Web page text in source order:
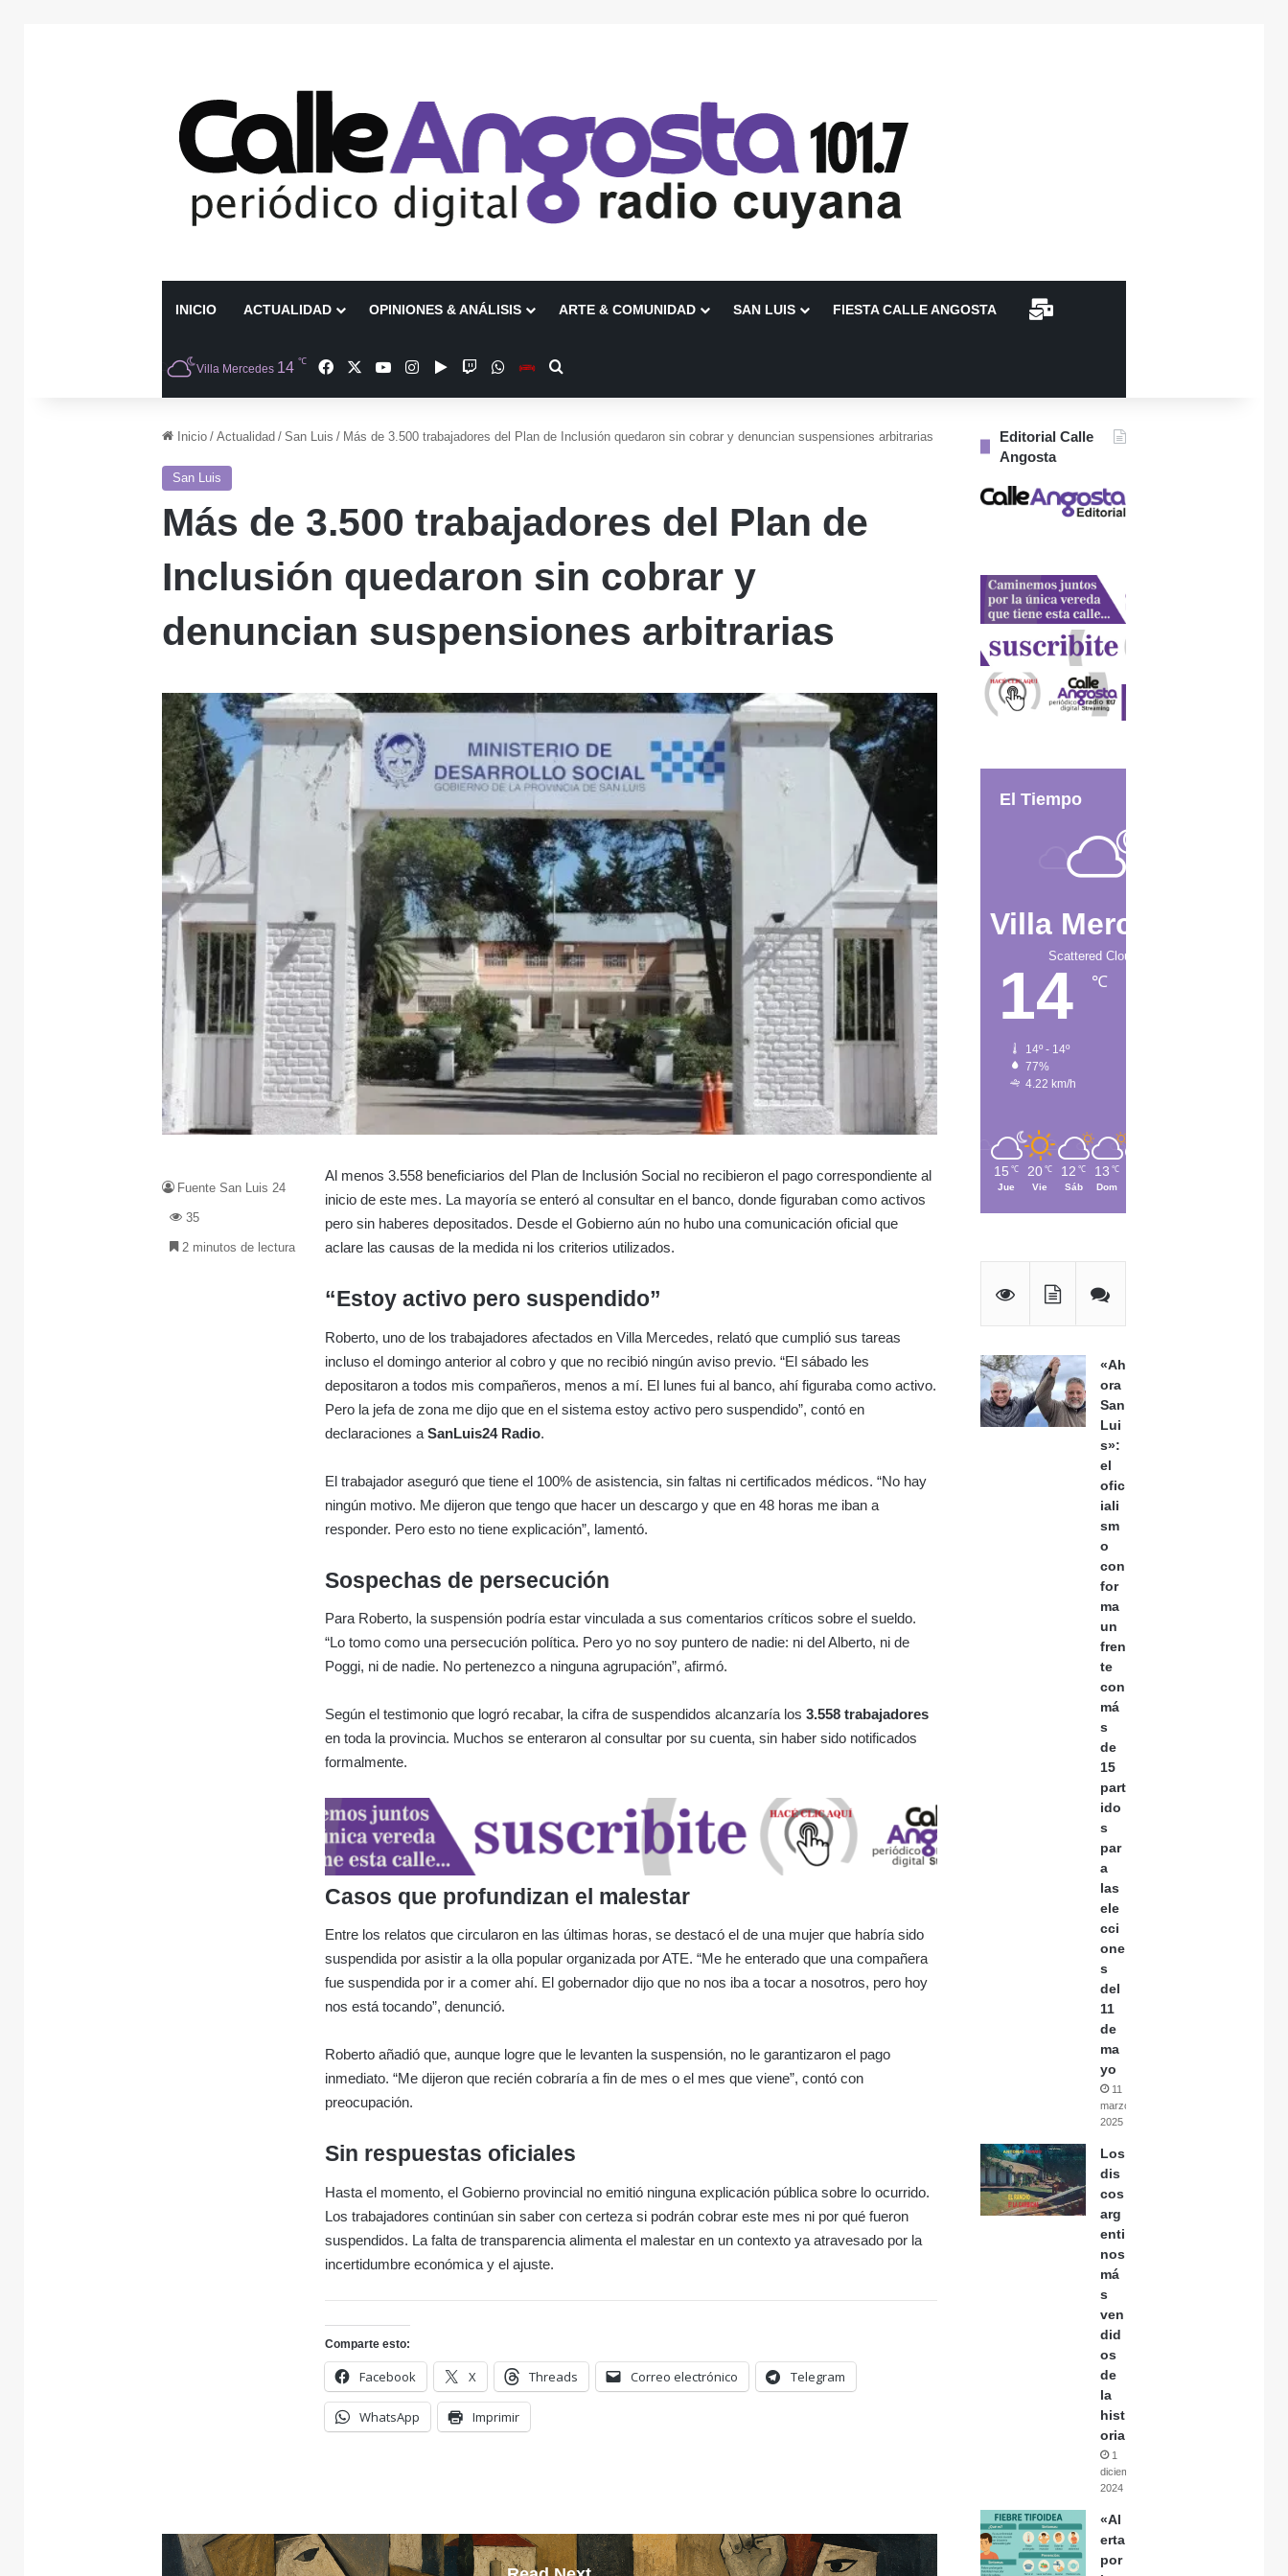
INICIO ACTUALIDAD OPINIONES & ANÁLISIS ARTE & COMUNIDAD SAN LUIS FIESTA CALLE ANGOSTA CONTACTO
Villa Mercedes 14 ℃ FacebookYouTubeInstagramGoogle Play
TwitchWhatsAppEscuchanos en Vivo
Inicio / Actualidad / San Luis / Más de 3.500 trabajadores del Plan de Inclusión quedaron sin cobrar y denuncian suspensiones arbitrarias
San Luis
Más de 3.500 trabajadores del Plan de
Inclusión quedaron sin cobrar y
denuncian suspensiones arbitrarias
Al menos 3.558 beneficiarios del Plan de Inclusión Social no recibieron el pago correspondiente al
inicio de este mes. La mayoría se enteró al consultar en el banco, donde figuraban como activos
pero sin haberes depositados. Desde el Gobierno aún no hubo una comunicación oficial que
aclare las causas de la medida ni los criterios utilizados.
“Estoy activo pero suspendido”
Roberto, uno de los trabajadores afectados en Villa Mercedes, relató que cumplió sus tareas
incluso el domingo anterior al cobro y que no recibió ningún aviso previo. “El sábado les
depositaron a todos mis compañeros, menos a mí. El lunes fui al banco, ahí figuraba como activo.
Pero la jefa de zona me dijo que en el sistema estoy activo pero suspendido”, contó en
declaraciones aSanLuis24 Radio.
El trabajador aseguró que tiene el 100% de asistencia, sin faltas ni certificados médicos. “No hay
ningún motivo. Me dijeron que tengo que hacer un descargo y que en 48 horas me iban a
responder. Pero esto no tiene explicación”, lamentó.
Sospechas de persecución
Para Roberto, la suspensión podría estar vinculada a sus comentarios críticos sobre el sueldo.
“Lo tomo como una persecución política. Pero yo no soy puntero de nadie: ni del Alberto, ni de
Poggi, ni de nadie. No pertenezco a ninguna agrupación”, afirmó.
Según el testimonio que logró recabar, la cifra de suspendidos alcanzaría los3.558 trabajadores
en toda la provincia. Muchos se enteraron al consultar por su cuenta, sin haber sido notificados
formalmente.
Casos que profundizan el malestar
Entre los relatos que circularon en las últimas horas, se destacó el de una mujer que habría sido
suspendida por asistir a la olla popular organizada por ATE. “Me he enterado que una compañera
fue suspendida por ir a comer ahí. El gobernador dijo que no nos iba a tocar a nosotros, pero hoy
nos está tocando”, denunció.
Roberto añadió que, aunque logre que le levanten la suspensión, no le garantizaron el pago
inmediato. “Me dijeron que recién cobraría a fin de mes o el mes que viene”, contó con
preocupación.
Sin respuestas oficiales
Hasta el momento, el Gobierno provincial no emitió ninguna explicación pública sobre lo ocurrido.
Los trabajadores continúan sin saber con certeza si podrán cobrar este mes ni por qué fueron
suspendidos. La falta de transparencia alimenta el malestar en un contexto ya atravesado por la
incertidumbre económica y el ajuste.
Comparte esto:
Facebook X Threads Correo electrónico Telegram
WhatsApp Imprimir
Fuente San Luis 24
35
2 minutos de lectura
Editorial Calle
Angosta
El Tiempo
Villa Mercedes
Scattered Clouds
14 ℃
14º - 14º
77%
4.22 km/h
15 ℃
Jue
20 ℃
Vie
12 ℃
Sáb
13 ℃
Dom
«Ah
ora
San
Lui
s»:
el
ofic
iali
sm
o
con
for
ma
un
fren
te
con
má
s
de
15
part
ido
s
par
a
las
ele
cci
one
s
del
11
de
ma
yo
11
marzo,
2025
Los
dis
cos
arg
enti
nos
má
s
ven
did
os
de
la
hist
oria
1
diciembre,
2024
«Al
erta
por